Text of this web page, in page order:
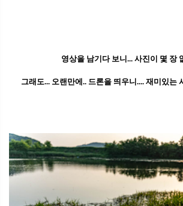
영상을 남기다 보니... 사진이 몇 장
그래도... 오랜만에.. 드론을 띄우니.... 재미있는